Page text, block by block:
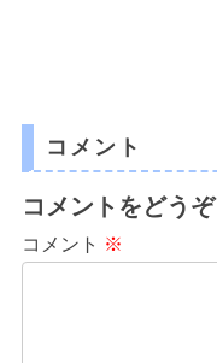
コメント
コメントをどうぞ
コメント ※